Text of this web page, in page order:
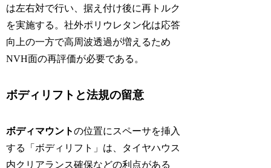
は左右対で行い、据え付け後に再トルク
を実施する。社外ポリウレタン化は応答
向上の一方で高周波透過が増えるため
NVH面の再評価が必要である。
ボディリフトと法規の留意
ボディマウントの位置にスペーサを挿入
する「ボディリフト」は、タイヤハウス
内クリアランス確保などの利点がある